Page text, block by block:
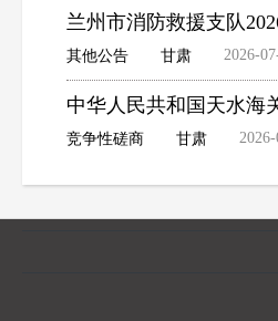
兰州市消防救援支队
其他公告 甘肃 2026-
中华人民共和国天水海
竞争性磋商 甘肃